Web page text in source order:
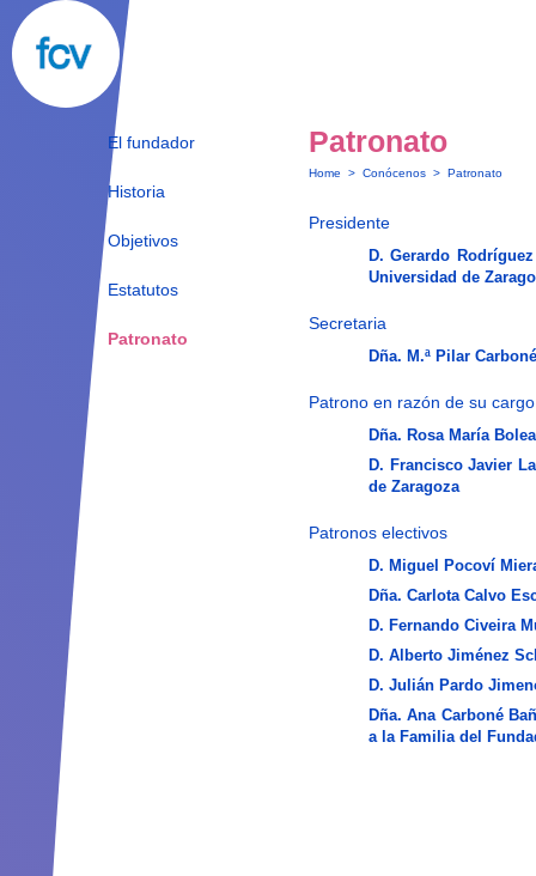
El fundador
Historia
Objetivos
Estatutos
Patronato
Patronato
Home > Conócenos > Patronato
Presidente
D. Gerardo
Universidad de
Secretaria
Dña. M.ª Pilar
Patrono en razón de su cargo
Dña. Rosa María
D. Francisco Javier
de Zaragoza
Patronos electivos
D. Miguel Pocoví
Dña. Carlota Calvo
D. Fernando Civeira
D. Alberto Jiménez
D. Julián Pardo
Dña. Ana Carboné
a la Familia del